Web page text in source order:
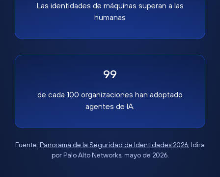
Las identidades de máquinas superan a las
humanas
99
de cada 100 organizaciones han adoptado
agentes de IA.
Fuente: Panorama de la Seguridad de Identidades 2026, Idira
por Palo Alto Networks, mayo de 2026.